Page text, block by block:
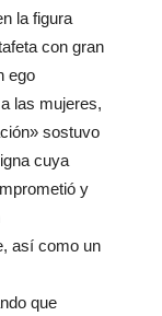
la figura
con gran
ego
las mujeres,
sostuvo
cuya
y
así como un
que